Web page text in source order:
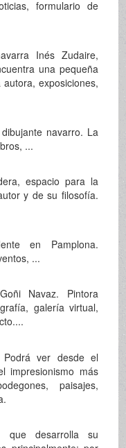
formulario de
Inés Zudaire,
una pequeña
exposiciones,
navarro. La
...
espacio para la
y de su filosofía.
en Pamplona.
...
Navaz. Pintora
galería virtual,
ver desde el
impresionismo más
paisajes,
que desarrolla su